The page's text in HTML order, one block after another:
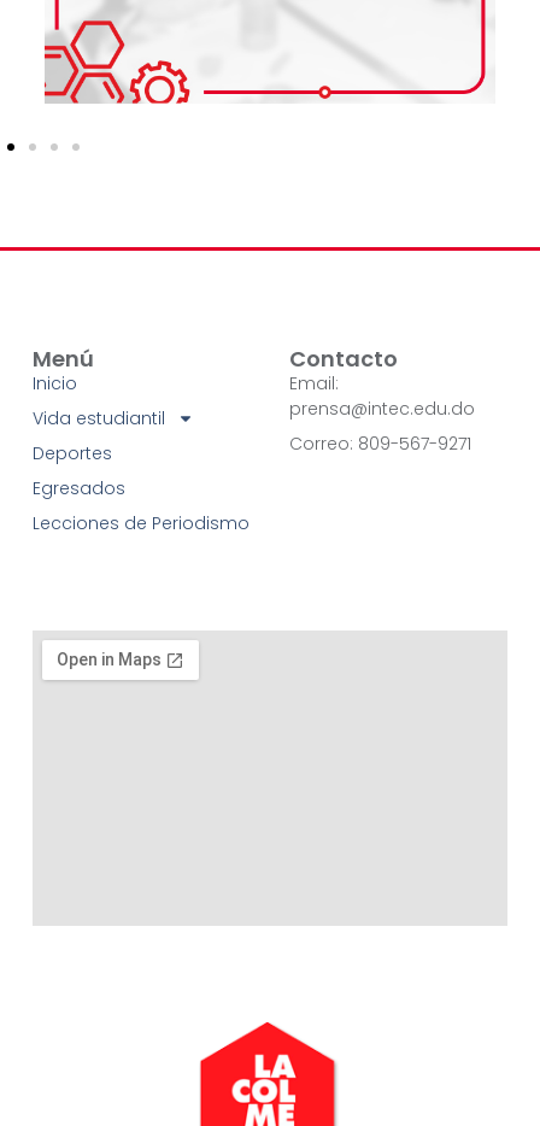
Menú
Inicio
Vida estudiantil
Deportes
Egresados
Lecciones de Periodismo
Contacto
Email:
prensa@intec.edu.do
Correo: 809-567-9271